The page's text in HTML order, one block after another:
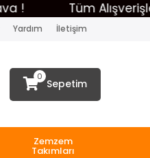
Tüm
Yardım İletişim
0
Sepetim
Zemzem
Takımları